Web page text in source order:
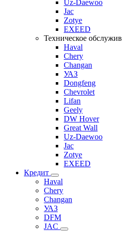
Uz-Daewoo
Jac
Zotye
EXEED
Техническое
Haval
Chery
Changan
УАЗ
Dongfeng
Chevrolet
Lifan
Geely
DW Hover
Great Wall
Uz-Daewoo
Jac
Zotye
EXEED
Кредит
Haval
Chery
Changan
УАЗ
DFM
JAC